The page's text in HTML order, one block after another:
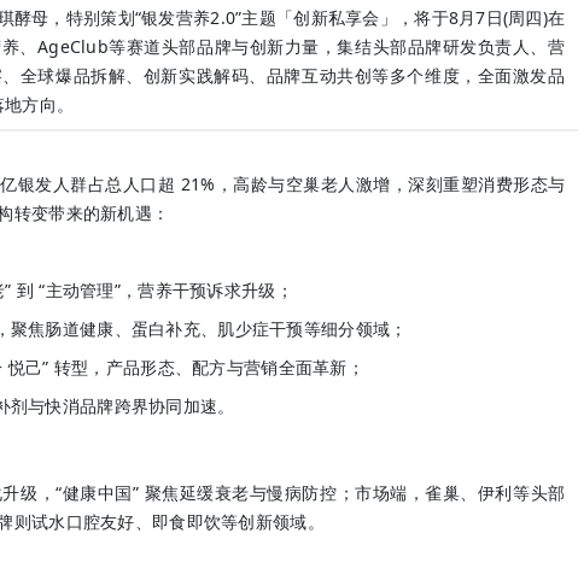
酵母，特别策划“银发营养2.0”主题「创新私享会」，将于8月7日(周四)在
、AgeClub等赛道头部品牌与创新力量，集结头部品牌研发负责人、营
全球爆品拆解、创新实践解码、品牌互动共创等多个维度，全面激发品
方向。
银发人群占总人口超 21%，高龄与空巢老人激增，深刻重塑消费形态与
转变带来的新机遇：
到 “主动管理”，营养干预诉求升级；
聚焦肠道健康、蛋白补充、肌少症干预等细分领域；
己” 转型，产品形态、配方与营销全面革新；
剂与快消品牌跨界协同加速。
级，“健康中国” 聚焦延缓衰老与慢病防控；市场端，雀巢、伊利等头部
则试水口腔友好、即食即饮等创新领域。